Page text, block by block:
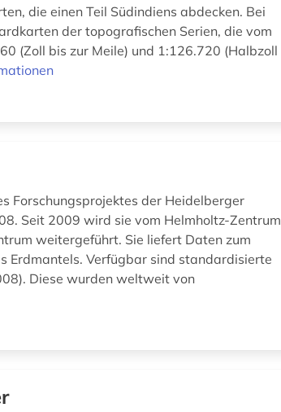
die einen Teil Südindiens abdecken. Bei
der topografischen Serien, die vom
(Zoll bis zur Meile) und 1:126.720 (Halbzoll
Forschungsprojektes der Heidelberger
Seit 2009 wird sie vom Helmholtz-Zentrum
weitergeführt. Sie liefert Daten zum
Erdmantels. Verfügbar sind standardisierte
Diese wurden weltweit von